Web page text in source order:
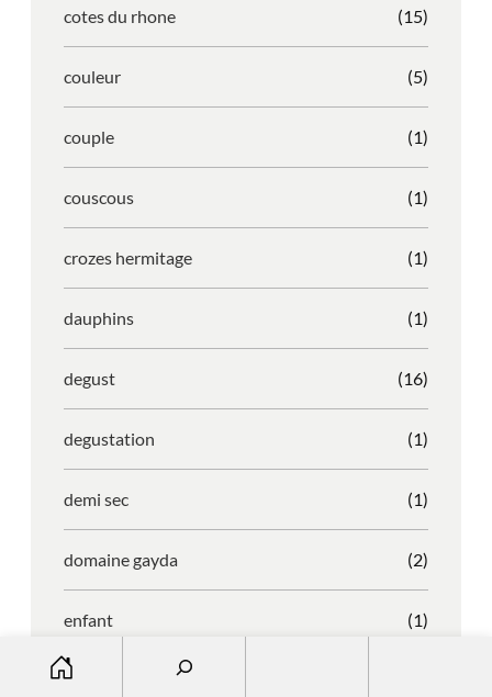
cotes du rhone (15)
couleur (5)
couple (1)
couscous (1)
crozes hermitage (1)
dauphins (1)
degust (16)
degustation (1)
demi sec (1)
domaine gayda (2)
enfant (1)
entreprise